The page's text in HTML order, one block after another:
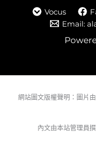
Vocus
Email:
網站圖文版權聲明：圖片
內文由本站管理員